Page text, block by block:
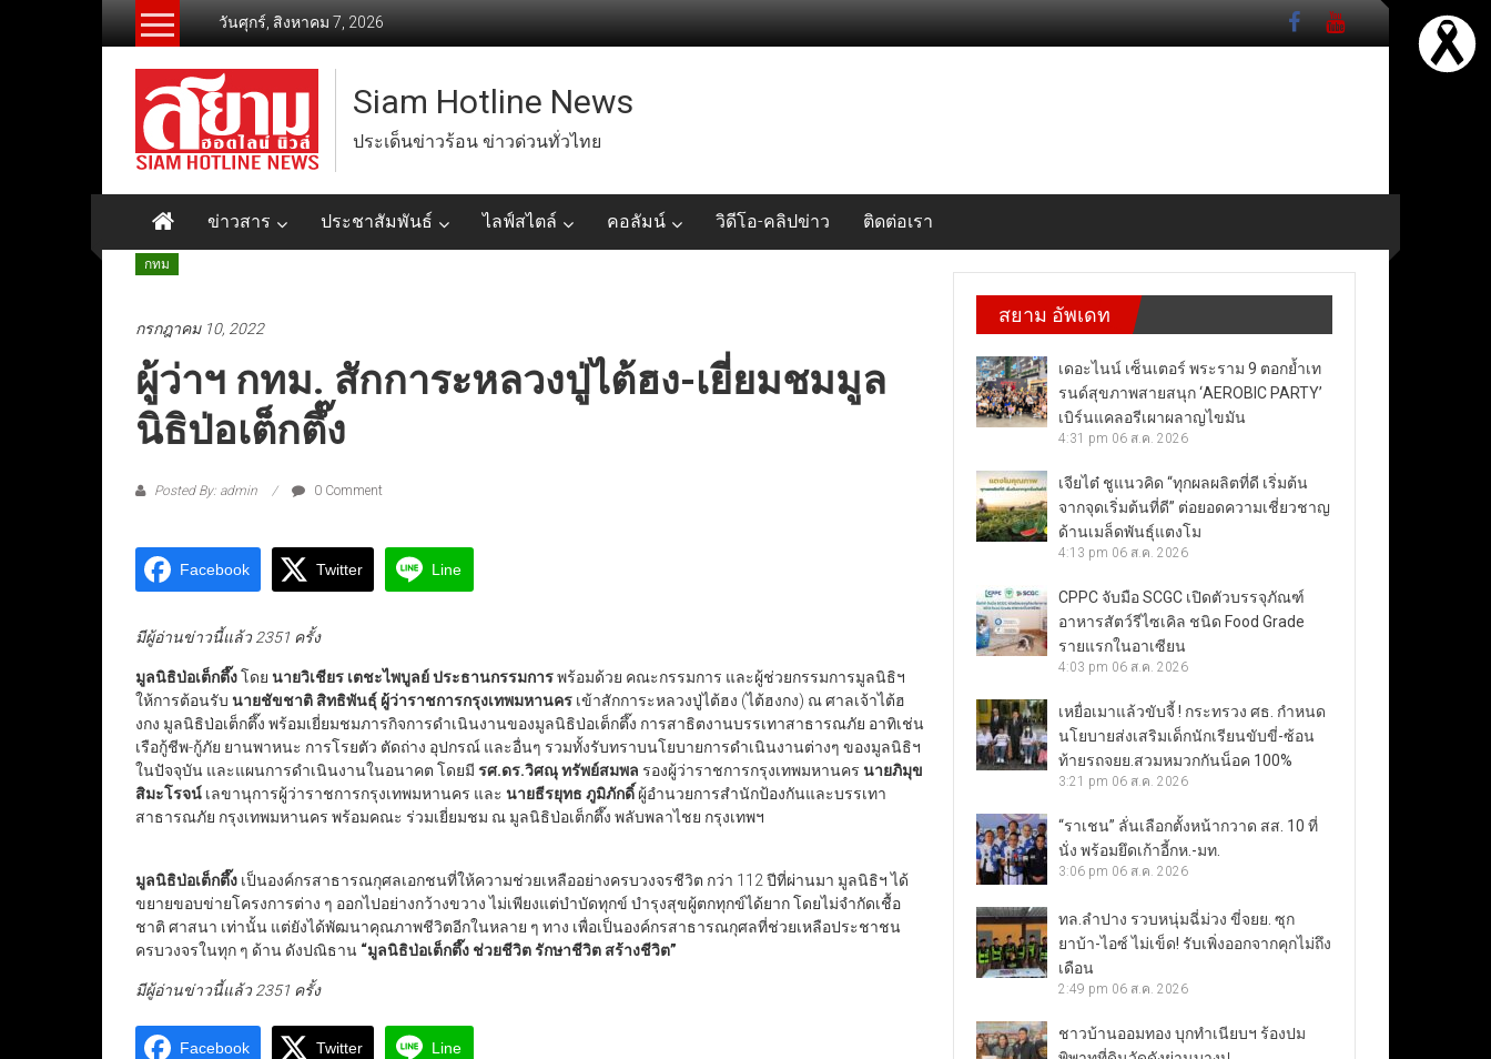
วันศุกร์, สิงหาคม 7, 2026
Siam Hotline News
ประเด็นข่าวร้อน ข่าวด่วนทั่วไทย
ข่าวสาร ประชาสัมพันธ์ ไลฟ์สไตล์ คอลัมน์ วิดีโอ-คลิปข่าว ติดต่อเรา
กทม
กรกฎาคม 10, 2022
ผู้ว่าฯ กทม. สักการะหลวงปู่ไต้ฮง-เยี่ยมชมมูล
นิธิป่อเต็กตึ๊ง
Posted By: admin 0 Comment
Facebook Twitter Line
มีผู้อ่านข่าวนี้แล้ว 2351 ครั้ง
มูลนิธิป่อเต็กตึ๊งโดย นายวิเชียร เตชะไพบูลย์ ประธานกรรมการพร้อมด้วย คณะกรรมการ และผู้ช่วยกรรมการมูลนิธิฯ
ให้การต้อนรับ นายชัขชาติ สิทธิพันธุ์ ผู้ว่าราชการกรุงเทพมหานคร เข้าสักการะหลวงปู่ไต้ฮง (ไต้ฮงกง) ณ ศาลเจ้าไต้ฮ
งกง มูลนิธิป่อเต็กตึ๊ง พร้อมเยี่ยมชมภารกิจการดำเนินงานของมูลนิธิป่อเต็กตึ๊ง การสาธิตงานบรรเทาสาธารณภัย อาทิเช่น
เรือกู้ชีพ-กู้ภัย ยานพาหนะ การโรยตัว ตัดถ่าง อุปกรณ์ และอื่นๆ รวมทั้งรับทราบนโยบายการดำเนินงานต่างๆ ของมูลนิธิฯ
ในปัจจุบัน และแผนการดำเนินงานในอนาคต โดยมี รศ.ดร.วิศณุ ทรัพย์สมพล รองผู้ว่าราชการกรุงเทพมหานคร นายภิมุข
สิมะโรจน์ เลขานุการผู้ว่าราชการกรุงเทพมหานคร และ นายธีรยุทธ ภูมิภักดิ์ ผู้อำนวยการสำนักป้องกันและบรรเทา
สาธารณภัย กรุงเทพมหานคร พร้อมคณะ ร่วมเยี่ยมชม ณ มูลนิธิป่อเต็กตึ๊ง พลับพลาไชย กรุงเทพฯ
มูลนิธิป่อเต็กตึ๊ง เป็นองค์กรสาธารณกุศลเอกชนที่ให้ความช่วยเหลืออย่างครบวงจรชีวิต กว่า 112 ปีที่ผ่านมา มูลนิธิฯ ได้
ขยายขอบข่ายโครงการต่าง ๆ ออกไปอย่างกว้างขวาง ไม่เพียงแต่บำบัดทุกข์ บำรุงสุขผู้ตกทุกข์ได้ยาก โดยไม่จำกัดเชื้อ
ชาติ ศาสนา เท่านั้น แต่ยังได้พัฒนาคุณภาพชีวิตอีกในหลาย ๆ ทาง เพื่อเป็นองค์กรสาธารณกุศลที่ช่วยเหลือประชาชน
ครบวงจรในทุก ๆ ด้าน ดังปณิธาน “มูลนิธิป่อเต็กตึ๊ง ช่วยชีวิต รักษาชีวิต สร้างชีวิต”
มีผู้อ่านข่าวนี้แล้ว 2351 ครั้ง
Facebook Twitter Line
สยาม อัพเดท
เดอะไนน์ เซ็นเตอร์ พระราม 9 ตอกย้ำเท
รนด์สุขภาพสายสนุก ‘AEROBIC PARTY’
เบิร์นแคลอรีเผาผลาญไขมัน
4:31 pm 06 ส.ค. 2026
เจียไต๋ ชูแนวคิด “ทุกผลผลิตที่ดี เริ่มต้น
จากจุดเริ่มต้นที่ดี” ต่อยอดความเชี่ยวชาญ
ด้านเมล็ดพันธุ์แตงโม
4:13 pm 06 ส.ค. 2026
CPPC จับมือ SCGC เปิดตัวบรรจุภัณฑ์
อาหารสัตว์รีไซเคิล ชนิด Food Grade
รายแรกในอาเซียน
4:03 pm 06 ส.ค. 2026
เหยื่อเมาแล้วขับจี้ ! กระทรวง ศธ. กำหนด
นโยบายส่งเสริมเด็กนักเรียนขับขี่-ซ้อน
ท้ายรถจยย.สวมหมวกกันน็อค 100%
3:21 pm 06 ส.ค. 2026
“ราเชน” ลั่นเลือกตั้งหน้ากวาด สส. 10 ที่
นั่ง พร้อมยึดเก้าอี้กห.-มท.
3:06 pm 06 ส.ค. 2026
ทล.ลำปาง รวบหนุ่มฉี่ม่วง ขี่จยย. ซุก
ยาบ้า-ไอซ์ ไม่เข็ด! รับเพิ่งออกจากคุกไม่ถึง
เดือน
2:49 pm 06 ส.ค. 2026
ชาวบ้านออมทอง บุกทำเนียบฯ ร้องปม